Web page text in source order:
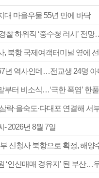
대 마을우물 55년 만에 바닥
찰 하위직 ‘중수청 러시’ 전
, 북항 국제여객터미널 옆에
년 역사인데…전교생 24명 아
부터 비소식…‘극한 폭염’ 한
락·을숙도·다대포 연결해 서
- 2026년 8월 7일
신청사 북항으로 확정, 해양
‘인신매매 경유지’ 된 부산…